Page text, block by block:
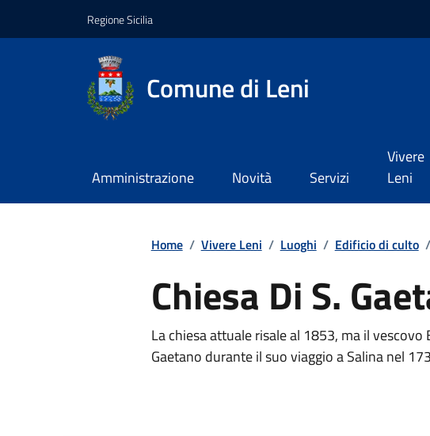
Regione Sicilia
Comune di Leni
Amministrazione Novità Servizi
Vivere
Leni
Home / Vivere Leni / Luoghi / Edificio di culto /
Chiesa Di S.
La chiesa attuale risale al 1853, ma il
Gaetano durante il suo viaggio a Salina nel